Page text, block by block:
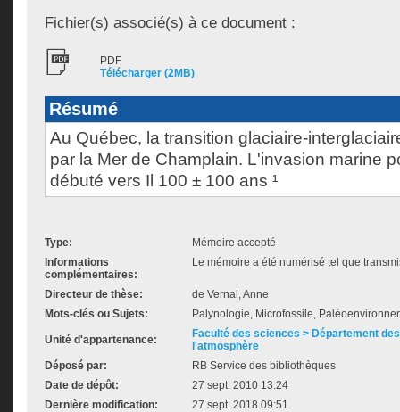
Fichier(s) associé(s) à ce document :
PDF
Télécharger (2MB)
Résumé
Au Québec, la transition glaciaire-
par la Mer de Champlain. L'invasion marine
débuté vers Il 100 ± 100 ans ¹
Type:
Mémoire accepté
Informations
complémentaires:
Le mémoire a été numérisé tel que
Directeur de thèse:
de Vernal, Anne
Mots-clés ou Sujets:
Palynologie, Microfossile,
Unité d'appartenance:
Faculté des sciences > Département
l'atmosphère
Déposé par:
RB Service des bibliothèques
Date de dépôt:
27 sept. 2010 13:24
Dernière modification:
27 sept. 2018 09:51